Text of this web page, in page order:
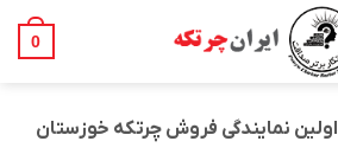
0
اولین نمایندگی فروش چرتکه خوزستان